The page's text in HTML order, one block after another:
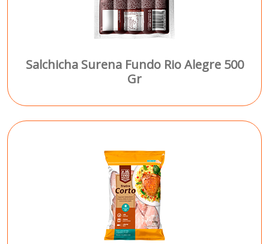
Salchicha Surena Fundo Rio Alegre 500
Gr